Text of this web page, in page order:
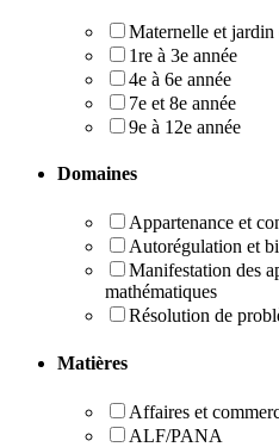
Maternelle et jardin
1re à 3e année
4e à 6e année
7e et 8e année
9e à 12e année
Domaines
Appartenance et
Autorégulation et
Manifestation des
mathématiques
Résolution de
Matières
Affaires et
ALF/PANA